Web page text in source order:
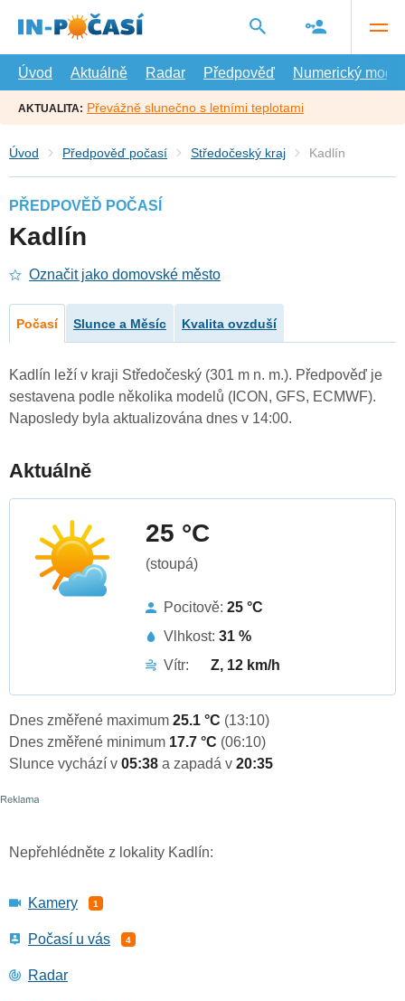
hlavní
Úvod
Aktuálně Radar Předpověď Numerický model
AKTUALITA: Převážně slunečno s letními teplotami
Úvod Předpověď počasí Středočeský kraj Kadlín
PŘEDPOVĚĎ POČASÍ
Kadlín
Označit jako domovské město
Počasí Slunce a Měsíc Kvalita ovzduší
Kadlín leží v kraji Středočeský (301 m n. m.). Předpověď je
sestavena podle několika modelů (ICON, GFS, ECMWF).
Naposledy byla aktualizována dnes v 14:00.
Aktuálně
25 °C
(stoupá)
Pocitově: 25 °C
Vlhkost: 31 %
Vítr:
Z, 12 km/h
Dnes změřené maximum 25.1 °C (13:10)
Dnes změřené minimum 17.7 °C (06:10)
Slunce vychází v 05:38 a zapadá v 20:35
Nepřehlédněte z lokality Kadlín:
Kamery 1
Počasí u vás 4
Radar